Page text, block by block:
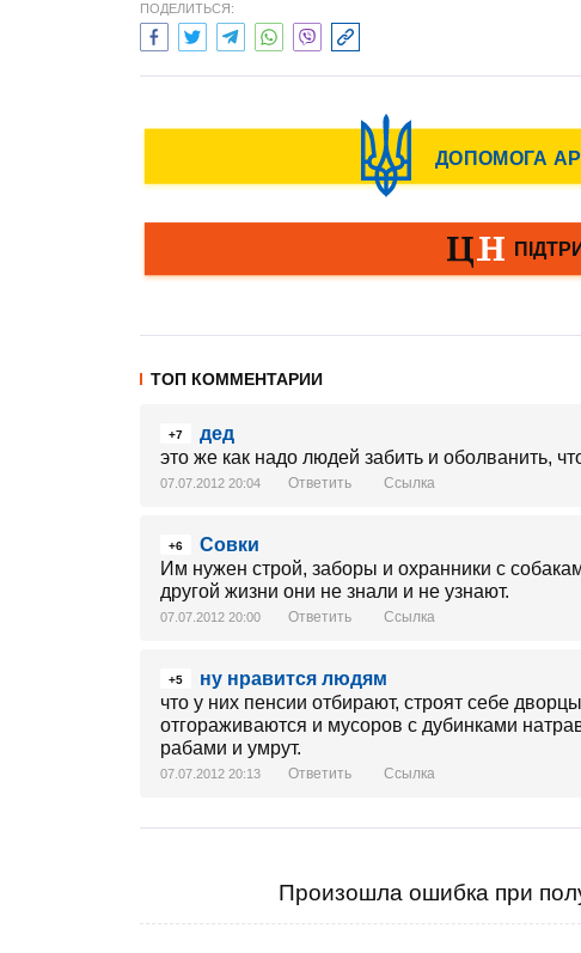
ПОДЕЛИТЬСЯ:
ТОП КОММЕНТАРИИ
+7
дед
это же как надо людей забить и оболванить,
07.07.2012 20:04 Ответить Ссылка
+6
Совки
Им нужен строй, заборы и охранники с
другой жизни они не знали и не узнают.
07.07.2012 20:00 Ответить Ссылка
+5
ну нравится людям
что у них пенсии отбирают, строят себе
отгораживаются и мусоров с дубинками
рабами и умрут.
07.07.2012 20:13 Ответить Ссылка
Произошла ошибка при